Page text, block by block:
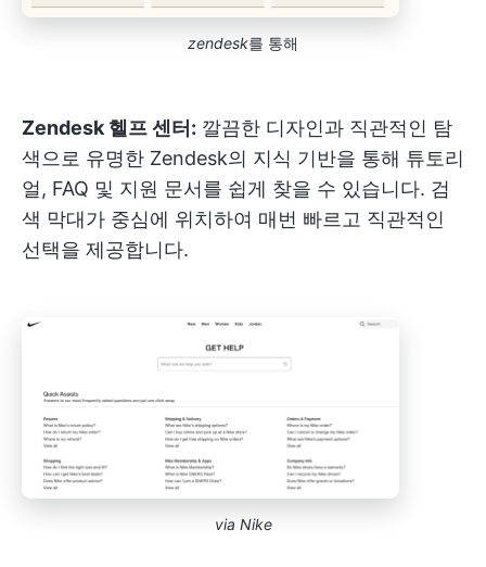
zendesk를 통해
Zendesk 헬프 센터: 깔끔한 디자인과 직관적인 탐
색으로 유명한 Zendesk의 지식 기반을 통해 튜토리
얼, FAQ 및 지원 문서를 쉽게 찾을 수 있습니다. 검
색 막대가 중심에 위치하여 매번 빠르고 직관적인
선택을 제공합니다.
via Nike